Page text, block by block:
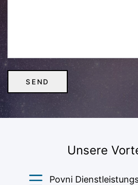
Unsere
Povni